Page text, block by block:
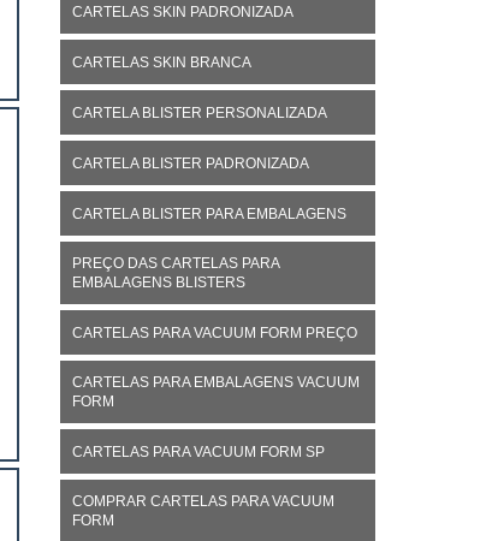
CARTELAS SKIN PADRONIZADA
CARTELAS SKIN BRANCA
CARTELA BLISTER PERSONALIZADA
CARTELA BLISTER PADRONIZADA
CARTELA BLISTER PARA EMBALAGENS
PREÇO DAS CARTELAS PARA
EMBALAGENS BLISTERS
CARTELAS PARA VACUUM FORM PREÇO
CARTELAS PARA EMBALAGENS VACUUM
FORM
CARTELAS PARA VACUUM FORM SP
COMPRAR CARTELAS PARA VACUUM
FORM